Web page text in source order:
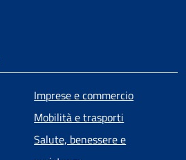
Imprese e commercio
Mobilità e trasporti
Salute, benessere e